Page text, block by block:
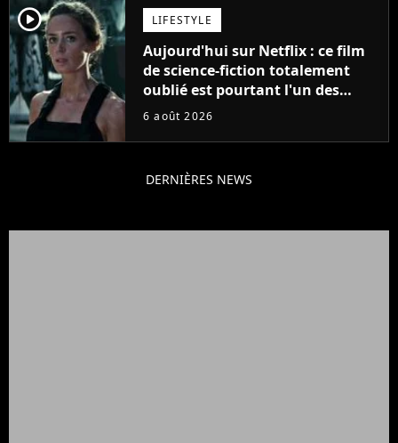
player2 LIFESTYLE
Aujourd'hui sur Netflix : ce film
de science-fiction totalement
oublié est pourtant l'un des
meilleurs des années 2010
6 août 2026
DERNIÈRES NEWS